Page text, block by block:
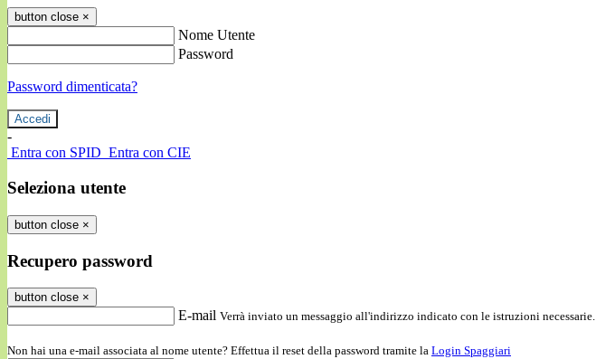
button close ×
Nome Utente
Password
Password dimenticata?
-
Entra con SPID Entra con CIE
Seleziona utente
button close ×
Recupero password
button close ×
E-mail Verrà inviato un messaggio all'indirizzo indicato con le istruzioni necessarie.
Non hai una e-mail associata al nome utente? Effettua il reset della password tramite la Login Spaggiari